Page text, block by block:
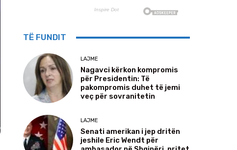
TË FUNDIT
LAJME
Nagavci kërkon kompromis
për Presidentin: Të
pakompromis duhet të jemi
veç për sovranitetin
LAJME
Senati amerikan i jep dritën
jeshile Eric Wendt për